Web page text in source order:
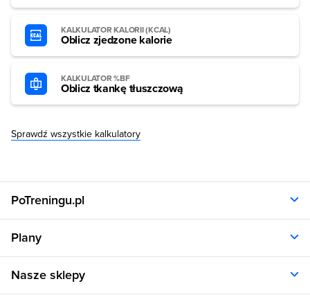
KALKULATOR KALORII (KCAL)
Oblicz zjedzone kalorie
KALKULATOR %BF
Oblicz tkankę tłuszczową
Sprawdź wszystkie kalkulatory
PoTreningu.pl
Polityka prywatności
Regulamin
RODO
Aplikacja
Plany
Plany dla kobiet
Plany dla mężczyzn
Nasze sklepy